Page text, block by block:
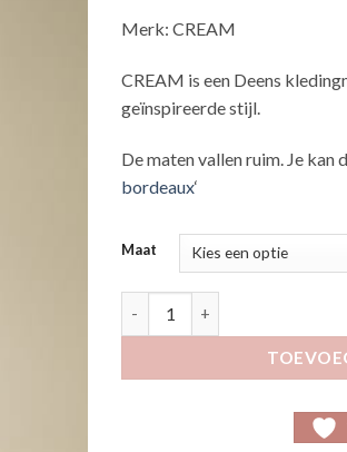
Merk: CREAM
CREAM is een Deens
geïnspireerde stijl.
De maten vallen ruim. Je kan
bordeaux‘
Maat